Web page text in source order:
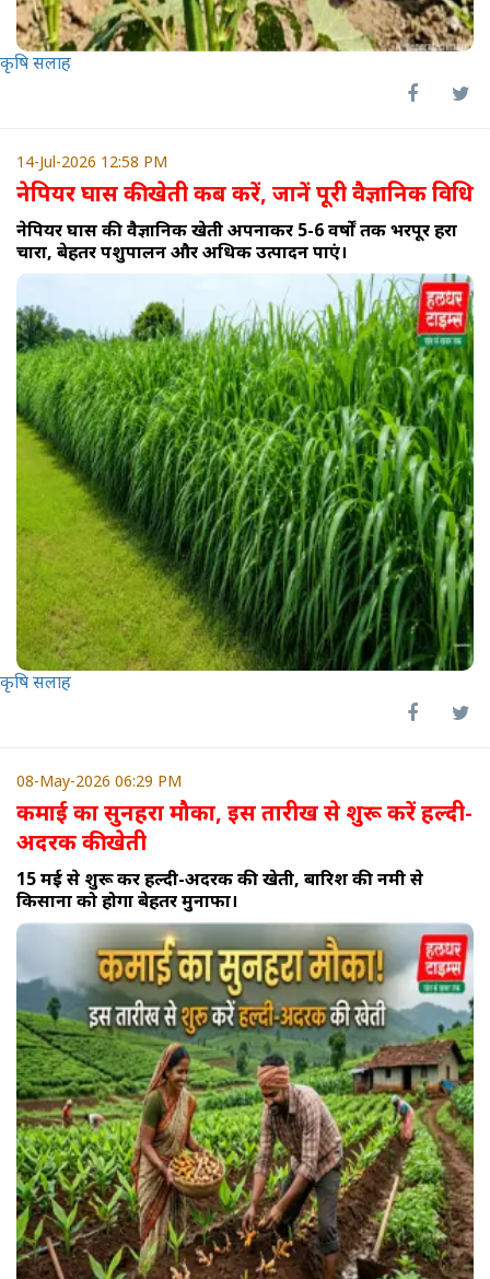
कृषि सलाह
14-Jul-2026 12:58 PM
नेपियर घास की खेती कब करें, जानें पूरी वैज्ञानिक विधि
नेपियर घास की वैज्ञानिक खेती अपनाकर 5-6 वर्षों तक भरपूर हरा
चारा, बेहतर पशुपालन और अधिक उत्पादन पाएं।
कृषि सलाह
08-May-2026 06:29 PM
कमाई का सुनहरा मौका, इस तारीख से शुरू करें हल्दी-
अदरक की खेती
15 मई से शुरू करें हल्दी-अदरक की खेती, बारिश की नमी से
किसानों को होगा बेहतर मुनाफा।